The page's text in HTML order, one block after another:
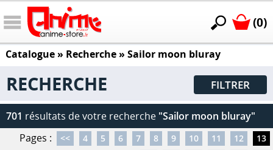
(0)
Catalogue» Recherche » Sailor moon bluray
RECHERCHE FILTRER
701 résultats de votre recherche "Sailor moon bluray"
Pages :
<< 4 5 6 7 8 9 10 11 12
13